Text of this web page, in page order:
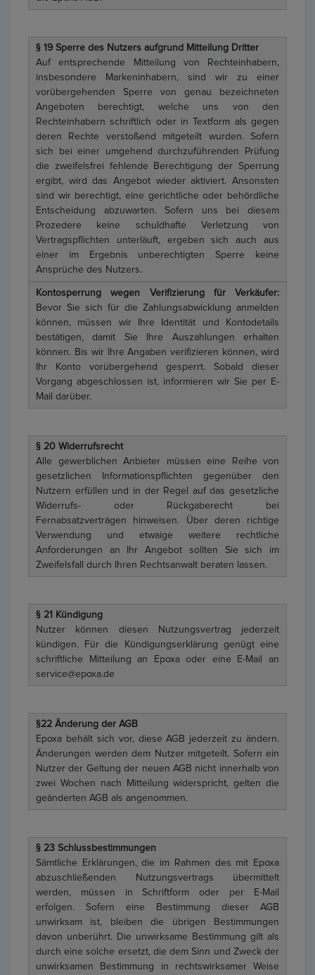
§ 19 Sperre des Nutzers aufgrund Mitteilung Dritter
Auf entsprechende Mitteilung von Rechteinhabern,
insbesondere Markeninhabern, sind wir zu einer
vorübergehenden Sperre von genau bezeichneten
Angeboten berechtigt, welche uns von den
Rechteinhabern schriftlich oder in Textform als gegen
deren Rechte verstoßend mitgeteilt wurden. Sofern
sich bei einer umgehend durchzuführenden Prüfung
die zweifelsfrei fehlende Berechtigung der Sperrung
ergibt, wird das Angebot wieder aktiviert. Ansonsten
sind wir berechtigt, eine gerichtliche oder behördliche
Entscheidung abzuwarten. Sofern uns bei diesem
Prozedere keine schuldhafte Verletzung von
Vertragspflichten unterläuft, ergeben sich auch aus
einer im Ergebnis unberechtigten Sperre keine
Ansprüche des Nutzers.
Kontosperrung wegen Verifizierung für Verkäufer:
Bevor Sie sich für die Zahlungsabwicklung anmelden
können, müssen wir Ihre Identität und Kontodetails
bestätigen, damit Sie Ihre Auszahlungen erhalten
können. Bis wir Ihre Angaben verifizieren können, wird
Ihr Konto vorübergehend gesperrt. Sobald dieser
Vorgang abgeschlossen ist, informieren wir Sie per E-
Mail darüber.​
§ 20 Widerrufsrecht
Alle gewerblichen Anbieter müssen eine Reihe von
gesetzlichen Informationspflichten gegenüber den
Nutzern erfüllen und in der Regel auf das gesetzliche
Widerrufs- oder Rückgaberecht bei
Fernabsatzverträgen hinweisen. Über deren richtige
Verwendung und etwaige weitere rechtliche
Anforderungen an Ihr Angebot sollten Sie sich im
Zweifelsfall durch Ihren Rechtsanwalt beraten lassen.
§ 21 Kündigung
Nutzer können diesen Nutzungsvertrag jederzeit
kündigen. Für die Kündigungserklärung genügt eine
schriftliche Mitteilung an Epoxa oder eine E-Mail an
service@epoxa.de
§22 Änderung der AGB
Epoxa behält sich vor, diese AGB jederzeit zu ändern.
Änderungen werden dem Nutzer mitgeteilt. Sofern ein
Nutzer der Geltung der neuen AGB nicht innerhalb von
zwei Wochen nach Mitteilung widerspricht, gelten die
geänderten AGB als angenommen.
§ 23 Schlussbestimmungen
Sämtliche Erklärungen, die im Rahmen des mit Epoxa
abzuschließenden Nutzungsvertrags übermittelt
werden, müssen in Schriftform oder per E-Mail
erfolgen. Sofern eine Bestimmung dieser AGB
unwirksam ist, bleiben die übrigen Bestimmungen
davon unberührt. Die unwirksame Bestimmung gilt als
durch eine solche ersetzt, die dem Sinn und Zweck der
unwirksamen Bestimmung in rechtswirksamer Weise